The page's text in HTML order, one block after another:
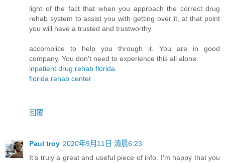
light of the fact that when you approach the correct drug
rehab system to assist you with getting over it, at that point
you will have a trusted and trustworthy
accomplice to help you through it. You are in good
company. You don't need to experience this all alone.
inpatient drug rehab florida
florida rehab center
回覆
Paul troy 2020年9月11日 清晨6:23
It’s truly a great and useful piece of info. I’m happy that you